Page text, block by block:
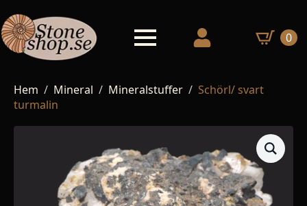
0
Hem Mineral Mineralstuffer
Schörl/ svart
turmalin